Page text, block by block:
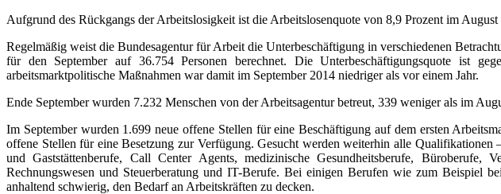
Aufgrund des Rückgangs der Arbeitslosigkeit ist die Arbeitslosenquote von 8,9 Prozent im
Regelmäßig weist die Bundesagentur für Arbeit die Unterbeschäftigung in verschiedenen
für den September auf 36.754 Personen berechnet. Die Unterbeschäftigungsquote ist
arbeitsmarktpolitische Maßnahmen war damit im September 2014 niedriger als vor einem Jahr.
Ende September wurden 7.232 Menschen von der Arbeitsagentur betreut, 339 weniger als im
Im September wurden 1.699 neue offene Stellen für eine Beschäftigung auf dem ersten
offene Stellen für eine Besetzung zur Verfügung. Gesucht werden weiterhin alle
und Gaststättenberufe, Call Center Agents, medizinische Gesundheitsberufe,
Rechnungswesen und Steuerberatung und IT-Berufe. Bei einigen Berufen wie zum
anhaltend schwierig, den Bedarf an Arbeitskräften zu decken.